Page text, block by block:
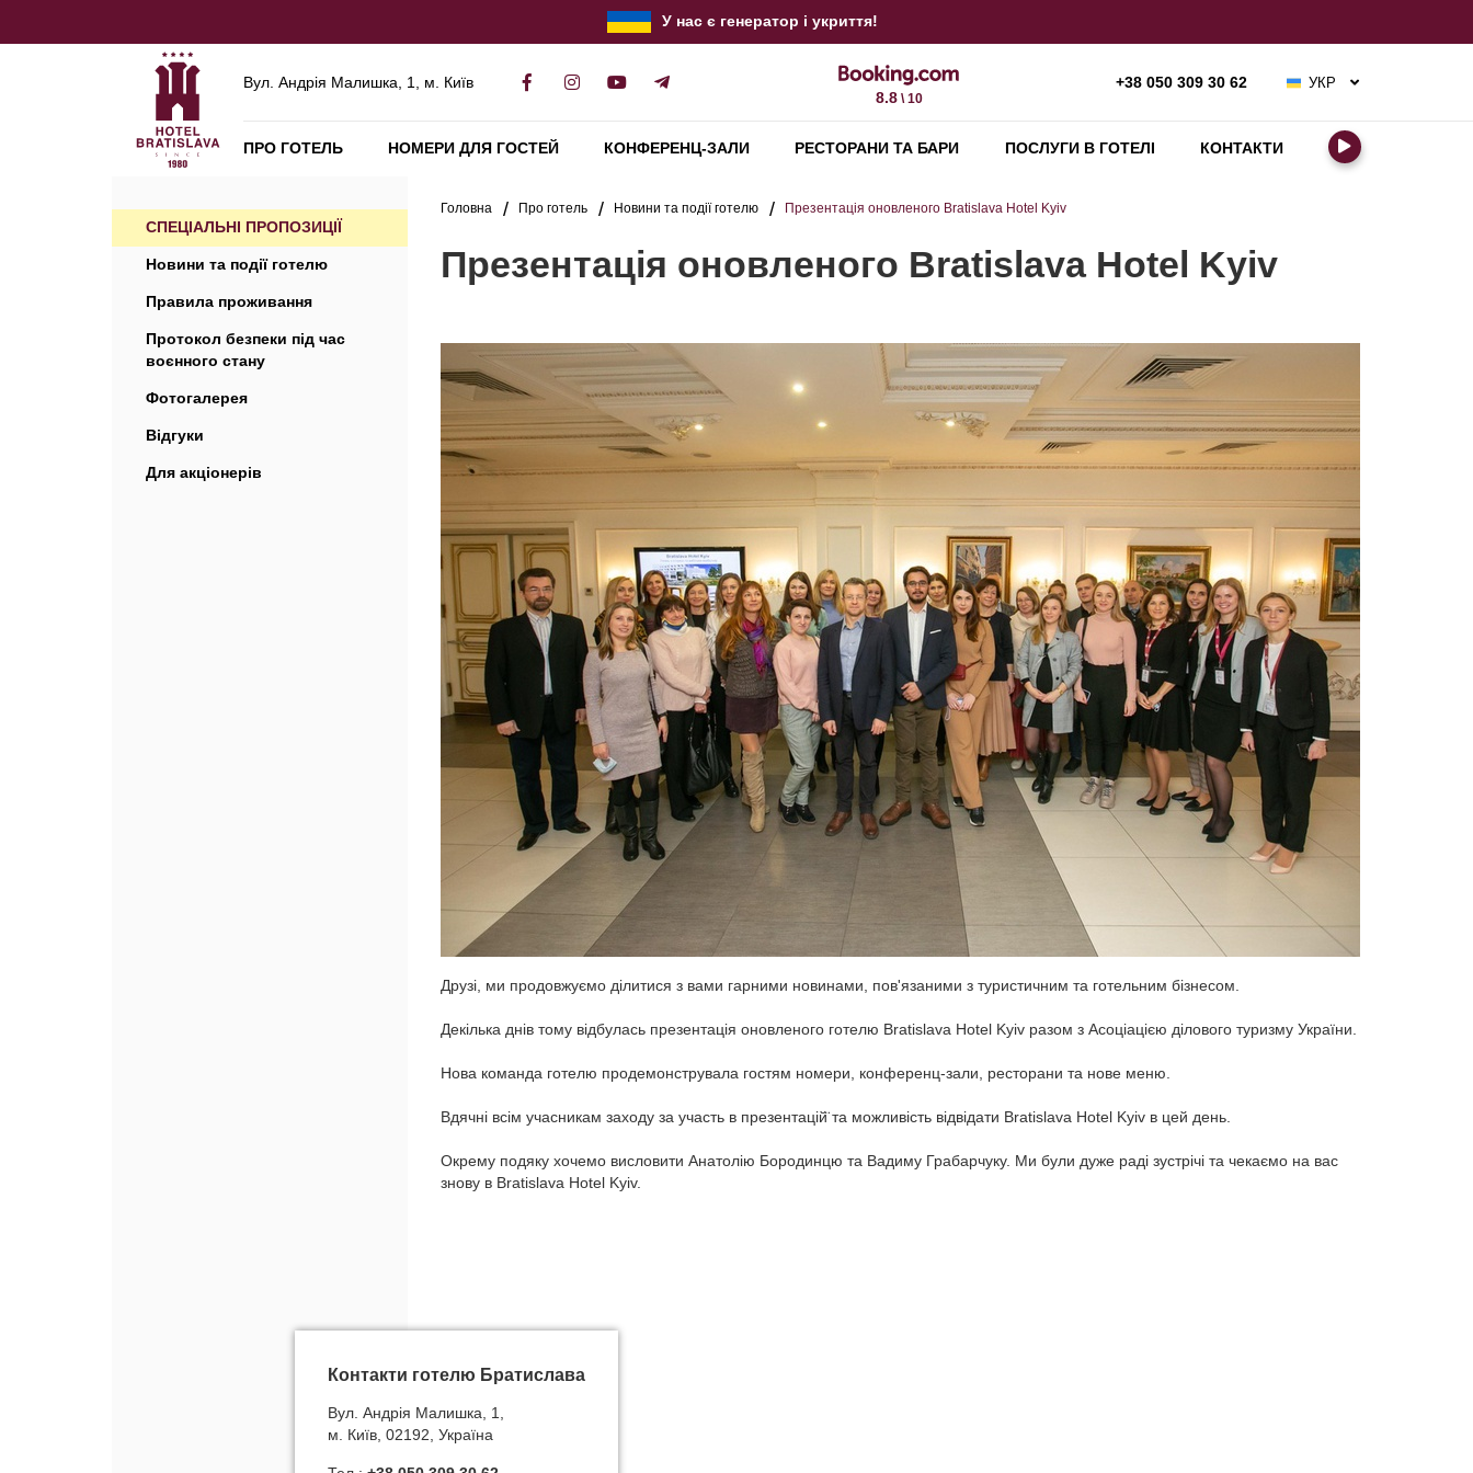
У нас є генератор і укриття!
Вул. Андрія Малишка, 1, м. Київ
8.8\ 10
+38 050 309 30 62
УКР
ENG
ПРО ГОТЕЛЬ НОМЕРИ ДЛЯ ГОСТЕЙ КОНФЕРЕНЦ-ЗАЛИ РЕСТОРАНИ ТА БАРИ ПОСЛУГИ В ГОТЕЛІ КОНТАКТИ
СПЕЦІАЛЬНІ ПРОПОЗИЦІЇ
Новини та події готелю
Правила проживання
Протокол безпеки під час
воєнного стану
Фотогалерея
Відгуки
Для акціонерів
Головна Про готель Новини та події готелю Презентація оновленого Bratislava Hotel Kyiv
Презентація оновленого Bratislava Hotel Kyiv
Друзі, ми продовжуємо ділитися з вами гарними новинами, пов'язаними з туристичним та готельним бізнесом.
Декілька днів тому відбулась презентація оновленого готелю Bratislava Hotel Kyiv разом з Асоціацією ділового туризму України.
Нова команда готелю продемонструвала гостям номери, конференц-зали, ресторани та нове меню.
Вдячні всiм учасникам заходу за участь в презентацій̈ та можливість відвідати Bratislava Hotel Kyiv в цей день.
Окрему подяку хочемо висловити Анатолію Бородинцю та Вадиму Грабарчуку. Ми були дуже раді зустрічі та чекаємо на вас
знову в Bratislava Hotel Kyiv.
Контакти готелю Братислава
Вул. Андрія Малишка, 1,
м. Київ, 02192, Україна